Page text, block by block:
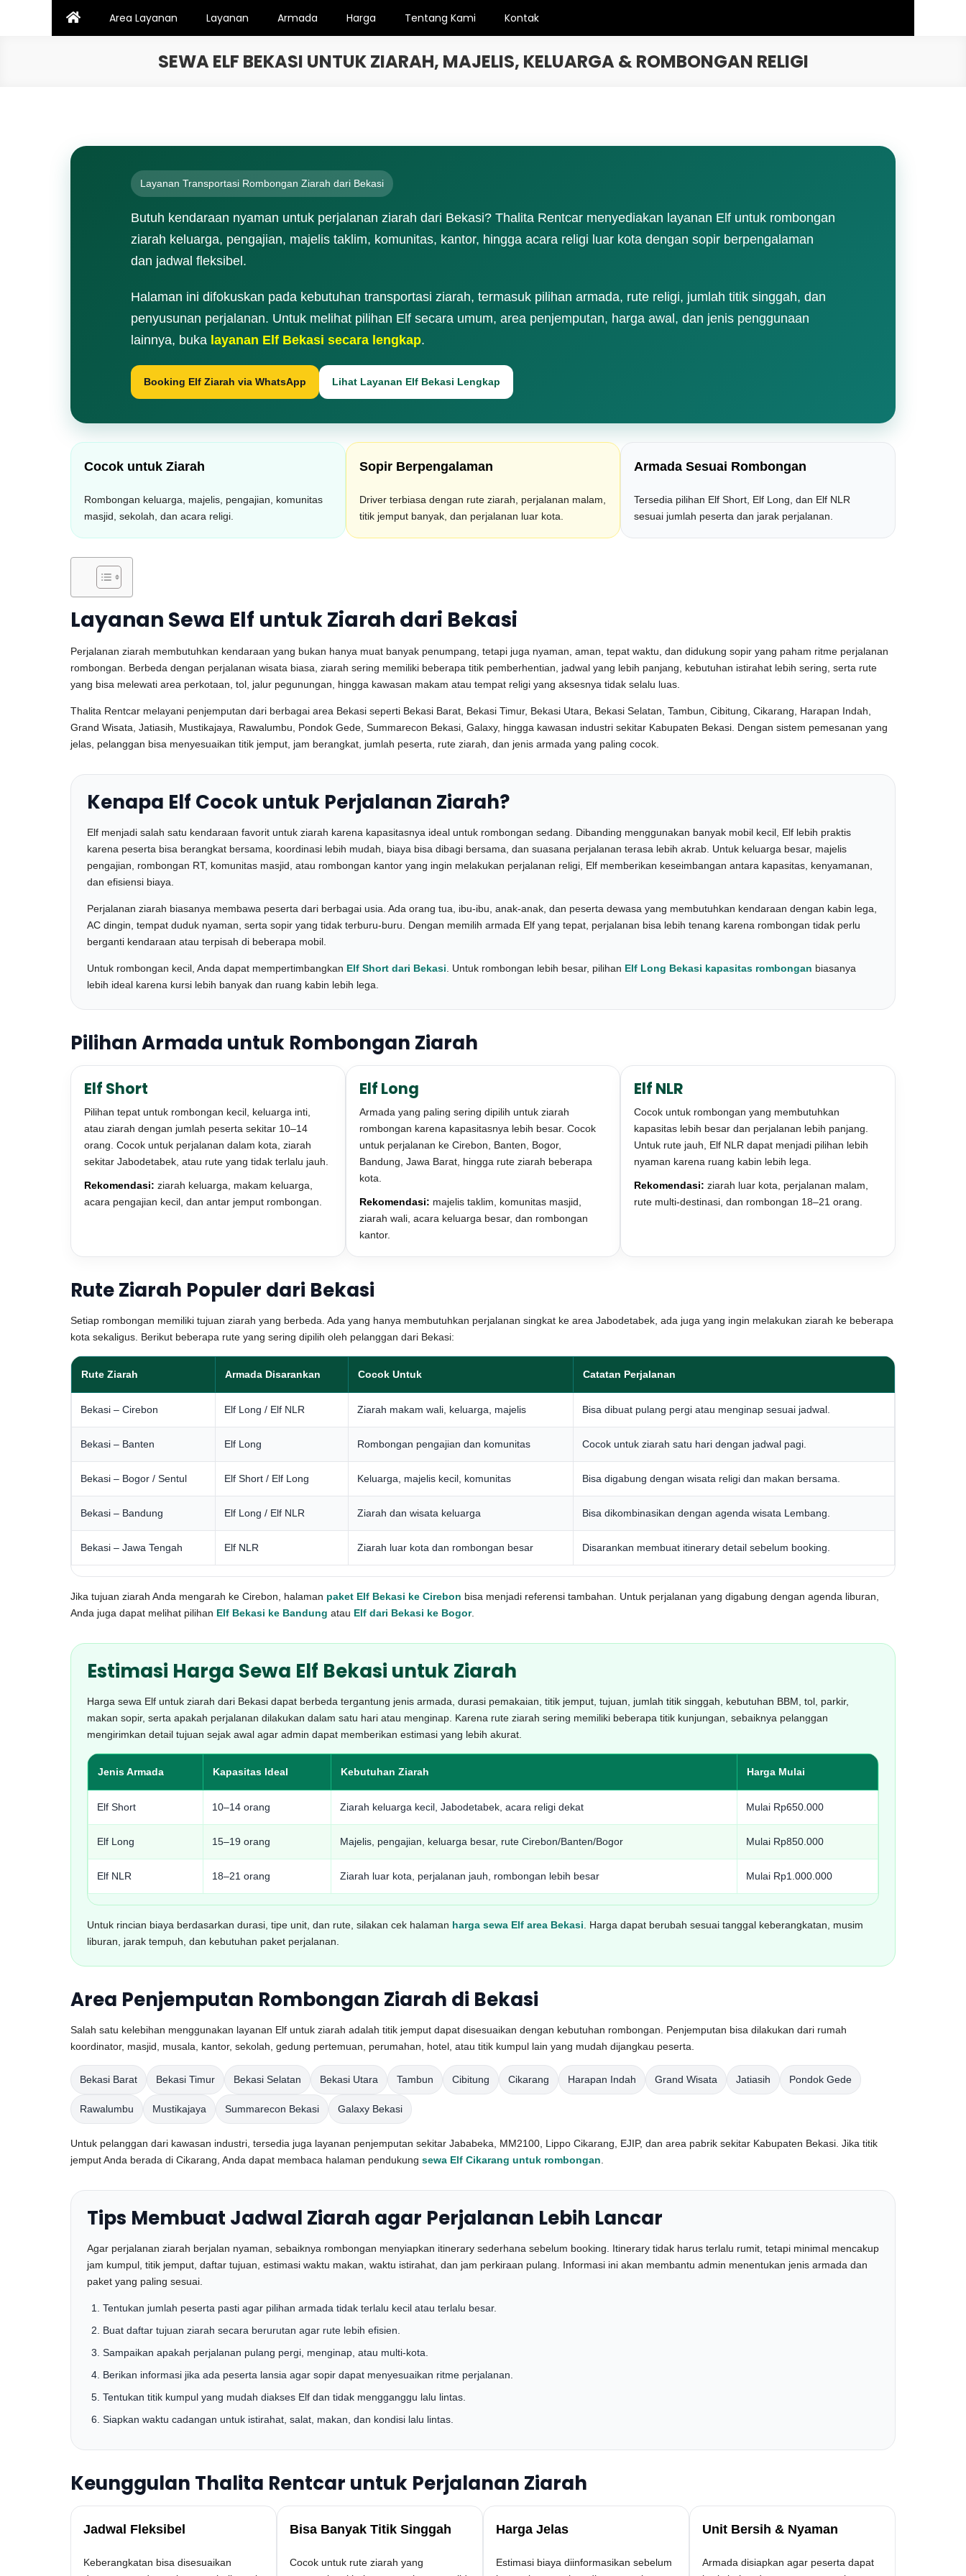
Area Layanan Layanan Armada Harga Tentang Kami Kontak
SEWA ELF BEKASI UNTUK ZIARAH, MAJELIS, KELUARGA & ROMBONGAN RELIGI
Layanan Transportasi Rombongan Ziarah dari Bekasi
Butuh kendaraan nyaman untuk perjalanan ziarah dari Bekasi? Thalita Rentcar menyediakan layanan Elf untuk rombongan
ziarah keluarga, pengajian, majelis taklim, komunitas, kantor, hingga acara religi luar kota dengan sopir berpengalaman
dan jadwal fleksibel.
Halaman ini difokuskan pada kebutuhan transportasi ziarah, termasuk pilihan armada, rute religi, jumlah titik singgah, dan
penyusunan perjalanan. Untuk melihat pilihan Elf secara umum, area penjemputan, harga awal, dan jenis penggunaan
lainnya, buka layanan Elf Bekasi secara lengkap.
Booking Elf Ziarah via WhatsApp Lihat Layanan Elf Bekasi Lengkap
Cocok untuk Ziarah
Rombongan keluarga, majelis, pengajian, komunitas
masjid, sekolah, dan acara religi.
Sopir Berpengalaman
Driver terbiasa dengan rute ziarah, perjalanan malam,
titik jemput banyak, dan perjalanan luar kota.
Armada Sesuai Rombongan
Tersedia pilihan Elf Short, Elf Long, dan Elf NLR
sesuai jumlah peserta dan jarak perjalanan.
Layanan Sewa Elf untuk Ziarah dari Bekasi
Perjalanan ziarah membutuhkan kendaraan yang bukan hanya muat banyak penumpang, tetapi juga nyaman, aman, tepat waktu, dan didukung sopir yang paham ritme perjalanan
rombongan. Berbeda dengan perjalanan wisata biasa, ziarah sering memiliki beberapa titik pemberhentian, jadwal yang lebih panjang, kebutuhan istirahat lebih sering, serta rute
yang bisa melewati area perkotaan, tol, jalur pegunungan, hingga kawasan makam atau tempat religi yang aksesnya tidak selalu luas.
Thalita Rentcar melayani penjemputan dari berbagai area Bekasi seperti Bekasi Barat, Bekasi Timur, Bekasi Utara, Bekasi Selatan, Tambun, Cibitung, Cikarang, Harapan Indah,
Grand Wisata, Jatiasih, Mustikajaya, Rawalumbu, Pondok Gede, Summarecon Bekasi, Galaxy, hingga kawasan industri sekitar Kabupaten Bekasi. Dengan sistem pemesanan yang
jelas, pelanggan bisa menyesuaikan titik jemput, jam berangkat, jumlah peserta, rute ziarah, dan jenis armada yang paling cocok.
Kenapa Elf Cocok untuk Perjalanan Ziarah?
Elf menjadi salah satu kendaraan favorit untuk ziarah karena kapasitasnya ideal untuk rombongan sedang. Dibanding menggunakan banyak mobil kecil, Elf lebih praktis
karena peserta bisa berangkat bersama, koordinasi lebih mudah, biaya bisa dibagi bersama, dan suasana perjalanan terasa lebih akrab. Untuk keluarga besar, majelis
pengajian, rombongan RT, komunitas masjid, atau rombongan kantor yang ingin melakukan perjalanan religi, Elf memberikan keseimbangan antara kapasitas, kenyamanan,
dan efisiensi biaya.
Perjalanan ziarah biasanya membawa peserta dari berbagai usia. Ada orang tua, ibu-ibu, anak-anak, dan peserta dewasa yang membutuhkan kendaraan dengan kabin lega,
AC dingin, tempat duduk nyaman, serta sopir yang tidak terburu-buru. Dengan memilih armada Elf yang tepat, perjalanan bisa lebih tenang karena rombongan tidak perlu
berganti kendaraan atau terpisah di beberapa mobil.
Untuk rombongan kecil, Anda dapat mempertimbangkan Elf Short dari Bekasi . Untuk rombongan lebih besar, pilihan Elf Long Bekasi kapasitas rombongan biasanya
lebih ideal karena kursi lebih banyak dan ruang kabin lebih lega.
Pilihan Armada untuk Rombongan Ziarah
Elf Short
Pilihan tepat untuk rombongan kecil, keluarga inti,
atau ziarah dengan jumlah peserta sekitar 10–14
orang. Cocok untuk perjalanan dalam kota, ziarah
sekitar Jabodetabek, atau rute yang tidak terlalu jauh.
Rekomendasi: ziarah keluarga, makam keluarga,
acara pengajian kecil, dan antar jemput rombongan.
Elf Long
Armada yang paling sering dipilih untuk ziarah
rombongan karena kapasitasnya lebih besar. Cocok
untuk perjalanan ke Cirebon, Banten, Bogor,
Bandung, Jawa Barat, hingga rute ziarah beberapa
kota.
Rekomendasi: majelis taklim, komunitas masjid,
ziarah wali, acara keluarga besar, dan rombongan
kantor.
Elf NLR
Cocok untuk rombongan yang membutuhkan
kapasitas lebih besar dan perjalanan lebih panjang.
Untuk rute jauh, Elf NLR dapat menjadi pilihan lebih
nyaman karena ruang kabin lebih lega.
Rekomendasi: ziarah luar kota, perjalanan malam,
rute multi-destinasi, dan rombongan 18–21 orang.
Rute Ziarah Populer dari Bekasi
Setiap rombongan memiliki tujuan ziarah yang berbeda. Ada yang hanya membutuhkan perjalanan singkat ke area Jabodetabek, ada juga yang ingin melakukan ziarah ke beberapa
kota sekaligus. Berikut beberapa rute yang sering dipilih oleh pelanggan dari Bekasi:
Rute Ziarah Armada Disarankan Cocok Untuk Catatan Perjalanan
Bekasi – Cirebon Elf Long / Elf NLR Ziarah makam wali, keluarga, majelis Bisa dibuat pulang pergi atau menginap sesuai jadwal.
Bekasi – Banten Elf Long Rombongan pengajian dan komunitas Cocok untuk ziarah satu hari dengan jadwal pagi.
Bekasi – Bogor / Sentul Elf Short / Elf Long Keluarga, majelis kecil, komunitas Bisa digabung dengan wisata religi dan makan bersama.
Bekasi – Bandung Elf Long / Elf NLR Ziarah dan wisata keluarga Bisa dikombinasikan dengan agenda wisata Lembang.
Bekasi – Jawa Tengah Elf NLR Ziarah luar kota dan rombongan besar Disarankan membuat itinerary detail sebelum booking.
Jika tujuan ziarah Anda mengarah ke Cirebon, halaman paket Elf Bekasi ke Cirebon bisa menjadi referensi tambahan. Untuk perjalanan yang digabung dengan agenda liburan,
Anda juga dapat melihat pilihan Elf Bekasi ke Bandung atau Elf dari Bekasi ke Bogor.
Estimasi Harga Sewa Elf Bekasi untuk Ziarah
Harga sewa Elf untuk ziarah dari Bekasi dapat berbeda tergantung jenis armada, durasi pemakaian, titik jemput, tujuan, jumlah titik singgah, kebutuhan BBM, tol, parkir,
makan sopir, serta apakah perjalanan dilakukan dalam satu hari atau menginap. Karena rute ziarah sering memiliki beberapa titik kunjungan, sebaiknya pelanggan
mengirimkan detail tujuan sejak awal agar admin dapat memberikan estimasi yang lebih akurat.
Jenis Armada Kapasitas Ideal Kebutuhan Ziarah Harga Mulai
Elf Short 10–14 orang Ziarah keluarga kecil, Jabodetabek, acara religi dekat Mulai Rp650.000
Elf Long 15–19 orang Majelis, pengajian, keluarga besar, rute Cirebon/Banten/Bogor Mulai Rp850.000
Elf NLR 18–21 orang Ziarah luar kota, perjalanan jauh, rombongan lebih besar Mulai Rp1.000.000
Untuk rincian biaya berdasarkan durasi, tipe unit, dan rute, silakan cek halaman harga sewa Elf area Bekasi . Harga dapat berubah sesuai tanggal keberangkatan, musim
liburan, jarak tempuh, dan kebutuhan paket perjalanan.
Area Penjemputan Rombongan Ziarah di Bekasi
Salah satu kelebihan menggunakan layanan Elf untuk ziarah adalah titik jemput dapat disesuaikan dengan kebutuhan rombongan. Penjemputan bisa dilakukan dari rumah
koordinator, masjid, musala, kantor, sekolah, gedung pertemuan, perumahan, hotel, atau titik kumpul lain yang mudah dijangkau peserta.
Bekasi Barat Bekasi Timur Bekasi Selatan Bekasi Utara Tambun Cibitung Cikarang Harapan Indah Grand Wisata Jatiasih Pondok Gede
Rawalumbu Mustikajaya Summarecon Bekasi Galaxy Bekasi
Untuk pelanggan dari kawasan industri, tersedia juga layanan penjemputan sekitar Jababeka, MM2100, Lippo Cikarang, EJIP, dan area pabrik sekitar Kabupaten Bekasi. Jika titik
jemput Anda berada di Cikarang, Anda dapat membaca halaman pendukung sewa Elf Cikarang untuk rombongan
Tips Membuat Jadwal Ziarah agar Perjalanan Lebih Lancar
Agar perjalanan ziarah berjalan nyaman, sebaiknya rombongan menyiapkan itinerary sederhana sebelum booking. Itinerary tidak harus terlalu rumit, tetapi minimal mencakup
jam kumpul, titik jemput, daftar tujuan, estimasi waktu makan, waktu istirahat, dan jam perkiraan pulang. Informasi ini akan membantu admin menentukan jenis armada dan
paket yang paling sesuai.
Tentukan jumlah peserta pasti agar pilihan armada tidak terlalu kecil atau terlalu besar.
Buat daftar tujuan ziarah secara berurutan agar rute lebih efisien.
Sampaikan apakah perjalanan pulang pergi, menginap, atau multi-kota.
Berikan informasi jika ada peserta lansia agar sopir dapat menyesuaikan ritme perjalanan.
Tentukan titik kumpul yang mudah diakses Elf dan tidak mengganggu lalu lintas.
Siapkan waktu cadangan untuk istirahat, salat, makan, dan kondisi lalu lintas.
Keunggulan Thalita Rentcar untuk Perjalanan Ziarah
Jadwal Fleksibel
Keberangkatan bisa disesuaikan
Bisa Banyak Titik Singgah
Cocok untuk rute ziarah yang
Harga Jelas
Estimasi biaya diinformasikan sebelum
Unit Bersih & Nyaman
Armada disiapkan agar peserta dapat